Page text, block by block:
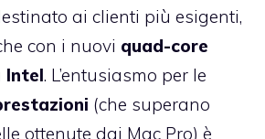
ai clienti più esigenti,
con i nuovi quad-core
Intel. L’entusiasmo per le
(che superano
ottenute dai Mac Pro) è